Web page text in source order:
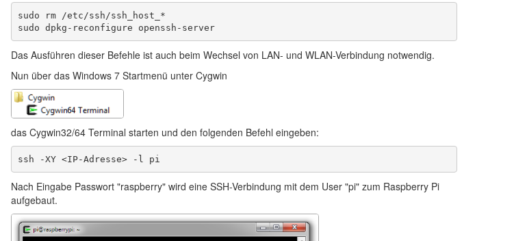
sudo rm /etc/ssh/ssh_host_*
sudo dpkg-reconfigure openssh-server
Das Ausführen dieser Befehle ist auch beim Wechsel von LAN- und WLAN-Verbindung notwendig.
Nun über das Windows 7 Startmenü unter Cygwin
das Cygwin32/64 Terminal starten und den folgenden Befehl eingeben:
ssh -XY <IP-Adresse> -l pi
Nach Eingabe Passwort "raspberry" wird eine SSH-Verbindung mit dem User "pi" zum Raspberry Pi
aufgebaut.